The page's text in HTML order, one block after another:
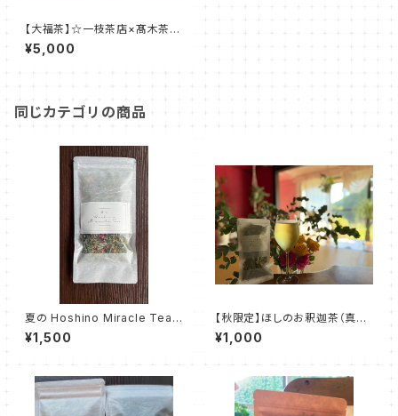
【大福茶】☆一枝茶店×髙木茶園
×星のウズメコラボ商品☆オリジ
ナルブレンド茶 50ｇ
¥5,000
同じカテゴリの商品
夏の Hoshino Miracle Tea
｜ミコちゃんのハーブティー15g
¥1,500
【秋限定】ほしのお釈迦茶（真菰
茶）
¥1,000